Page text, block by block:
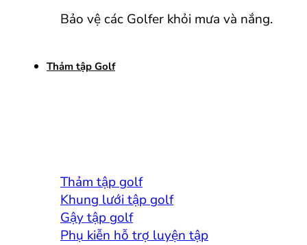
Bảo vệ các Golfer khỏi mưa và nắng.
Thảm tập Golf
Thảm tập golf
Khung lưới tập golf
Gậy tập golf
Phụ kiễn hỗ trợ luyện tập